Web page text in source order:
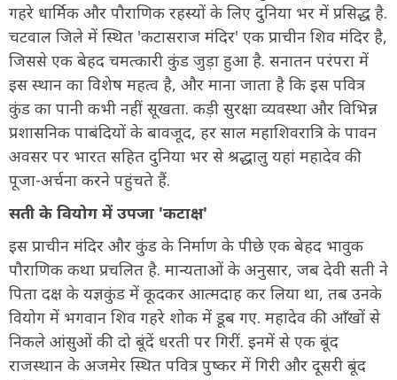
गहरे धार्मिक और पौराणिक रहस्यों के लिए दुनिया भर में प्रसिद्ध है.
चटवाल जिले में स्थित 'कटासराज मंदिर' एक प्राचीन शिव मंदिर है,
जिससे एक बेहद चमत्कारी कुंड जुड़ा हुआ है. सनातन परंपरा में
इस स्थान का विशेष महत्व है, और माना जाता है कि इस पवित्र
कुंड का पानी कभी नहीं सूखता. कड़ी सुरक्षा व्यवस्था और विभिन्न
प्रशासनिक पाबंदियों के बावजूद, हर साल महाशिवरात्रि के पावन
अवसर पर भारत सहित दुनिया भर से श्रद्धालु यहां महादेव की
पूजा-अर्चना करने पहुंचते हैं.
सती के वियोग में उपजा 'कटाक्ष'
इस प्राचीन मंदिर और कुंड के निर्माण के पीछे एक बेहद भावुक
पौराणिक कथा प्रचलित है. मान्यताओं के अनुसार, जब देवी सती ने
पिता दक्ष के यज्ञकुंड में कूदकर आत्मदाह कर लिया था, तब उनके
वियोग में भगवान शिव गहरे शोक में डूब गए. महादेव की आँखों से
निकले आंसुओं की दो बूंदें धरती पर गिरीं. इनमें से एक बूंद
राजस्थान के अजमेर स्थित पवित्र पुष्कर में गिरी और दूसरी बूंद